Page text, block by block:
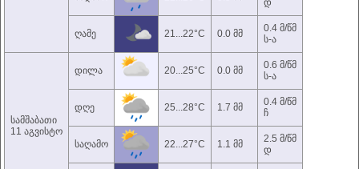
დ
ღამე 21...22°C 0.0 მმ
0.4 მ/წმ
ს-ა
სამშაბათი
11 აგვისტო
დილა 20...25°C 0.0 მმ
0.6 მ/წმ
ს-ა
დღე 25...28°C 1.7 მმ
0.4 მ/წმ
ჩ
საღამო 22...27°C 1.1 მმ
2.5 მ/წმ
დ